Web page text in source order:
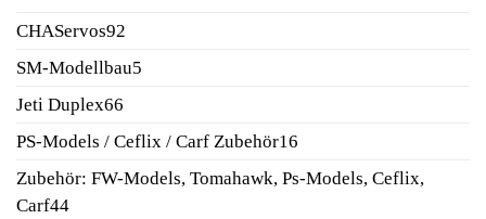
CHAServos92
SM-Modellbau5
Jeti Duplex66
Produkte
PS-Models / Ceflix / Carf Zubehör16
Produkte
Zubehör: FW-Models, Tomahawk, Ps-Models, Ceflix,
Carf4444